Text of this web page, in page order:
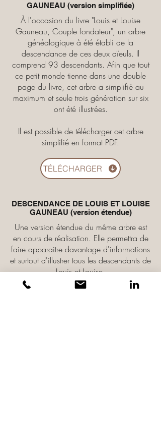
GAUNEAU (version simplifiée)
À l'occasion du livre "Louis et Louise
Gauneau, Couple fondateur", un arbre
généalogique à été établi de la
descendance de ces deux aïeuls. Il
comprend 93 descendants. Afin que tout
ce petit monde tienne dans une double
page du livre, cet arbre a simplifié au
maximum et seule trois génération sur six
ont été illustrées.
Il est possible de télécharger cet arbre
simplifié en format PDF.
TÉLÉCHARGER
DESCENDANCE DE LOUIS ET LOUISE
GAUNEAU (version étendue)
Une version étendue du même arbre est
en cours de réalisation. Elle permettra de
faire apparaitre davantage d'informations
et surtout d'illustrer tous les descendants de
Louis et Louise.